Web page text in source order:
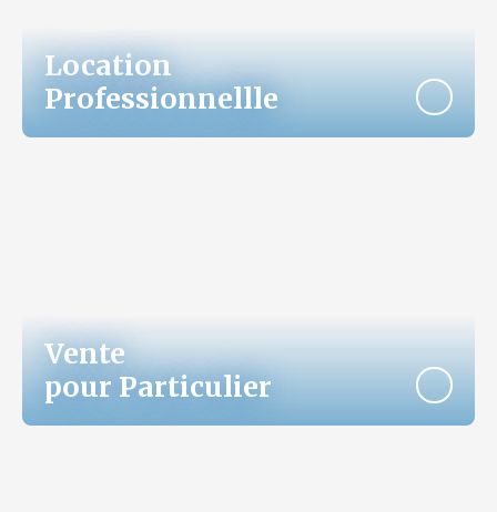
Location
Professionnellle
Vente
pour Particulier